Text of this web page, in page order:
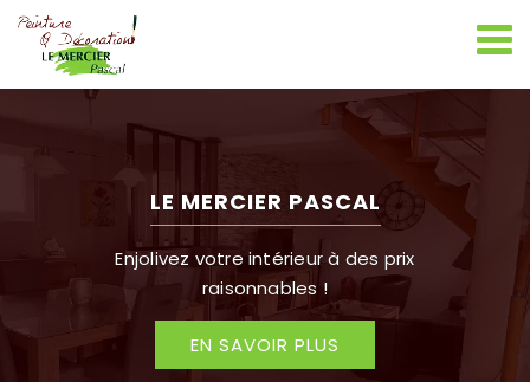
Passer
contenu
LE MERCIER PASCAL
Enjolivez votre intérieur à des prix
raisonnables !
EN SAVOIR PLUS